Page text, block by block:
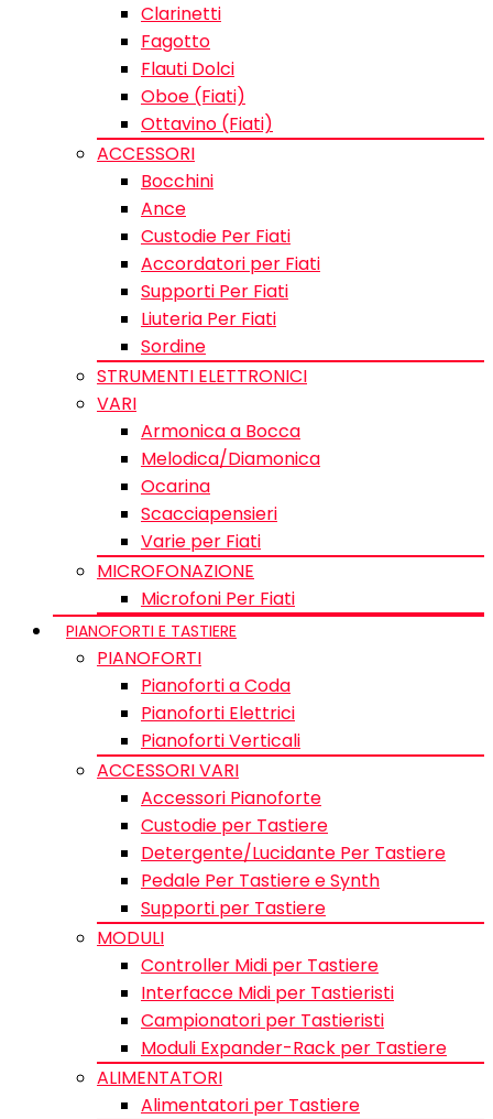
Clarinetti
Fagotto
Flauti Dolci
Oboe (Fiati)
Ottavino (Fiati)
ACCESSORI
Bocchini
Ance
Custodie Per Fiati
Accordatori per Fiati
Supporti Per Fiati
Liuteria Per Fiati
Sordine
STRUMENTI ELETTRONICI
VARI
Armonica a Bocca
Melodica/Diamonica
Ocarina
Scacciapensieri
Varie per Fiati
MICROFONAZIONE
Microfoni Per Fiati
PIANOFORTI E TASTIERE
PIANOFORTI
Pianoforti a Coda
Pianoforti Elettrici
Pianoforti Verticali
ACCESSORI VARI
Accessori Pianoforte
Custodie per Tastiere
Detergente/Lucidante Per Tastiere
Pedale Per Tastiere e Synth
Supporti per Tastiere
MODULI
Controller Midi per Tastiere
Interfacce Midi per Tastieristi
Campionatori per Tastieristi
Moduli Expander-Rack per Tastiere
ALIMENTATORI
Alimentatori per Tastiere